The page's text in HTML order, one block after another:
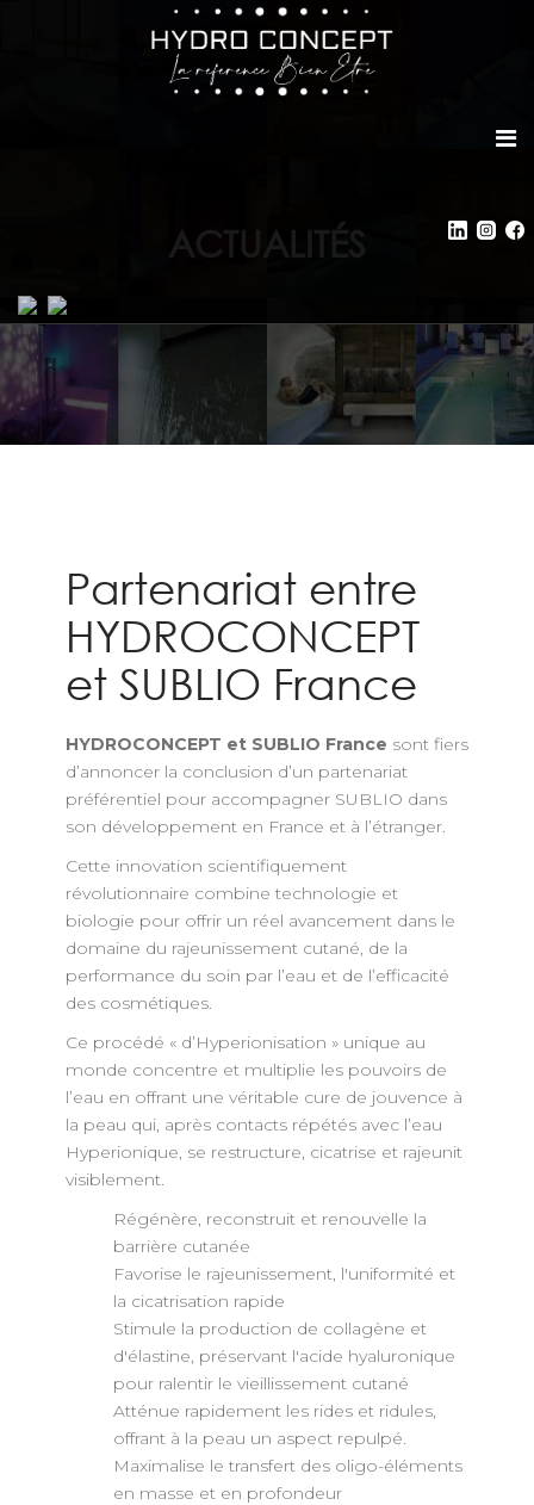
ACTUALITÉS
Partenariat entre
HYDROCONCEPT
et SUBLIO France
HYDROCONCEPT et SUBLIO France sont fiers
d’annoncer la conclusion d’un partenariat
préférentiel pour accompagner SUBLIO dans
son développement en France et à l’étranger.
Cette innovation scientifiquement
révolutionnaire combine technologie et
biologie pour offrir un réel avancement dans le
domaine du rajeunissement cutané, de la
performance du soin par l’eau et de l’efficacité
des cosmétiques.
Ce procédé « d’Hyperionisation » unique au
monde concentre et multiplie les pouvoirs de
l’eau en offrant une véritable cure de jouvence à
la peau qui, après contacts répétés avec l’eau
Hyperionique, se restructure, cicatrise et rajeunit
visiblement.
Régénère, reconstruit et renouvelle la
barrière cutanée
Favorise le rajeunissement, l'uniformité et
la cicatrisation rapide
Stimule la production de collagène et
d'élastine, préservant l'acide hyaluronique
pour ralentir le vieillissement cutané
Atténue rapidement les rides et ridules,
offrant à la peau un aspect repulpé.
Maximalise le transfert des oligo-éléments
en masse et en profondeur